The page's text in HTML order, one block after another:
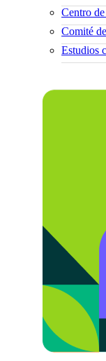
Centro
Comité
Estudios